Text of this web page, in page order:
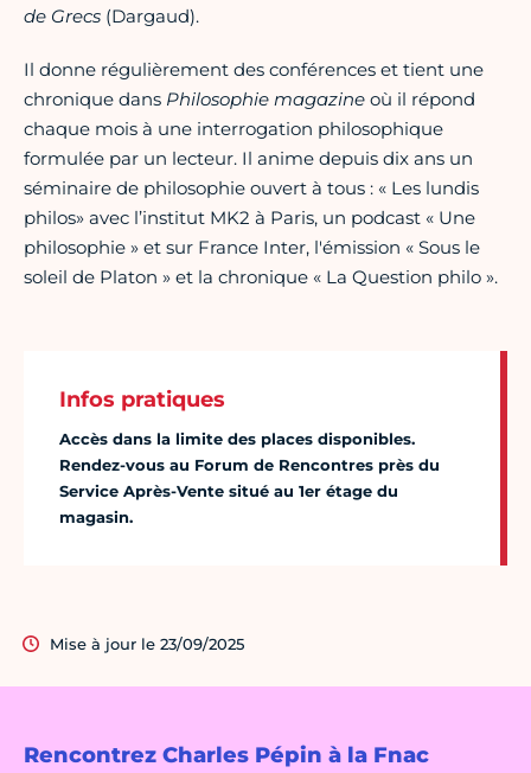
Rencontrez Charles Pépin à la Fnac
de Grecs (Dargaud).
Il donne régulièrement des conférences et tient une
chronique dans Philosophie magazine où il répond
chaque mois à une interrogation ­philosophique
formulée par un lecteur. Il anime depuis dix ans un
séminaire de philosophie ouvert à tous : « Les lundis
philos» avec l’institut MK2 à Paris, un podcast « Une
philosophie » et sur France Inter, l'émission « Sous le
soleil de Platon » et la chronique « La Question philo ».
Infos pratiques
Accès dans la limite des places disponibles.
Rendez-vous au Forum de Rencontres près du
Service Après-Vente situé au 1er étage du
magasin.
Mise à jour le 23/09/2025